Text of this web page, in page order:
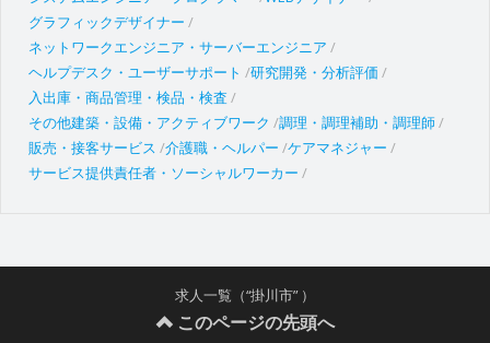
グラフィックデザイナー
ネットワークエンジニア・サーバーエンジニア
ヘルプデスク・ユーザーサポート
研究開発・分析評価
入出庫・商品管理・検品・検査
その他建築・設備・アクティブワーク 調理・調理補助・調理師
販売・接客サービス 介護職・ヘルパー ケアマネジャー
サービス提供責任者・ソーシャルワーカー
求人一覧（“掛川市” ）
このページの先頭へ